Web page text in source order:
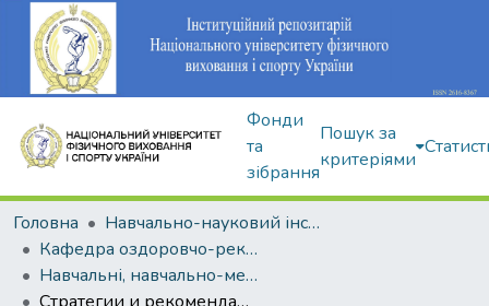
Фонди
та
зібрання
Пошук за
критеріями
Головна
Навчально-науковий інститут здоров'я, реабілітації та фізичного виховання
Кафедра оздоровчо-рекреаційної рухової активності
Навчальні, навчально-методичні видання